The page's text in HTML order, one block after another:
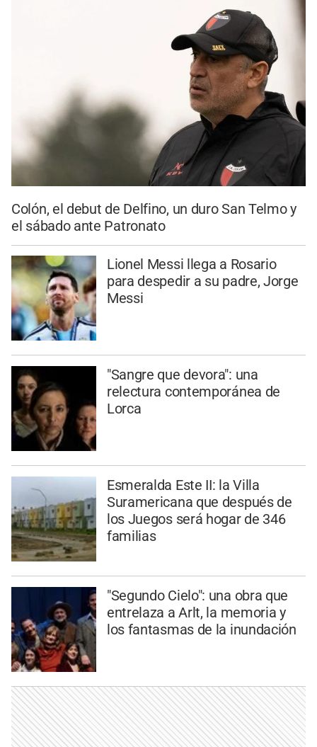
Colón, el debut de Delfino, un duro San Telmo y
el sábado ante Patronato
Lionel Messi llega a Rosario
para despedir a su padre, Jorge
Messi
"Sangre que devora": una
relectura contemporánea de
Lorca
Esmeralda Este II: la Villa
Suramericana que después de
los Juegos será hogar de 346
familias
"Segundo Cielo": una obra que
entrelaza a Arlt, la memoria y
los fantasmas de la inundación